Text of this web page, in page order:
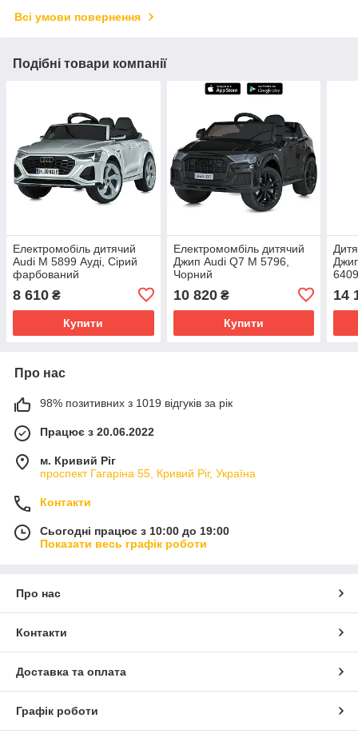
Всі умови повернення
Подібні товари компанії
Електромобіль дитячий
Audi M 5899 Ауді, Сірий
фарбований
8 610 ₴
Купити
Електромомбіль дитячий
Джип Audi Q7 M 5796,
Чорний
10 820₴
Купити
14
Про нас
98% позитивних з 1019 відгуків за рік
Працює з 20.06.2022
м. Кривий Ріг
проспект Гагаріна 55, Кривий Ріг, Україна
Контакти
Сьогодні працює з 10:00 до 19:00
Показати весь графік роботи
Про нас
Контакти
Доставка та оплата
Графік роботи